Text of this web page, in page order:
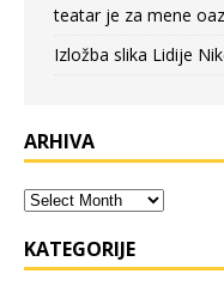
teatar je za mene
Izložba slika Lidije
ARHIVA
KATEGORIJE